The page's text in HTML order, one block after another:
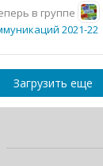
в группе
2021-22
Загрузить еще